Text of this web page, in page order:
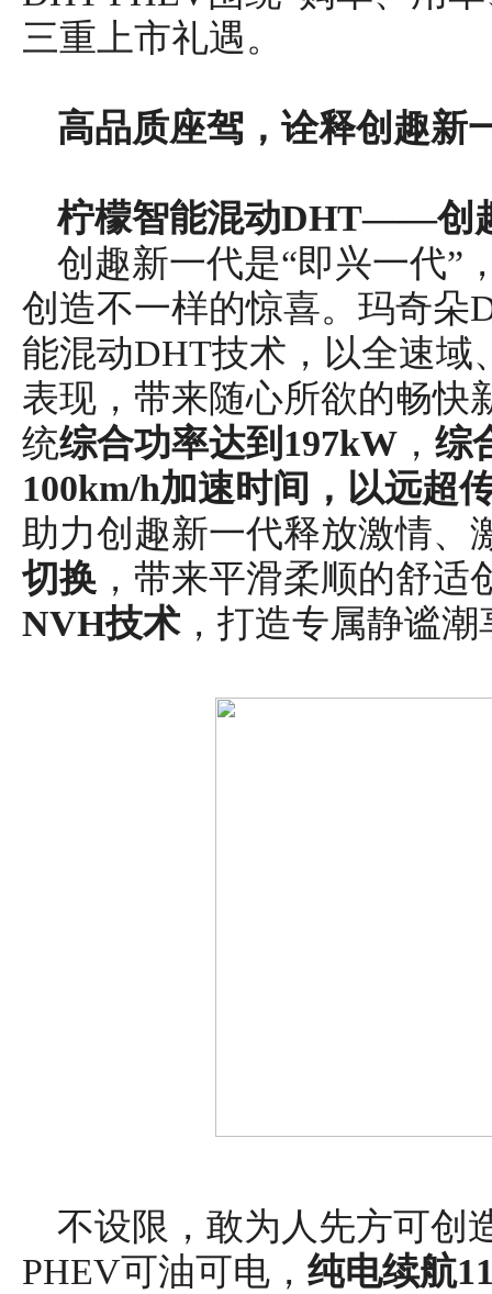
三重上市礼遇。
高品质座驾 ， 诠释创趣新
柠檬智能混动DHT——创
创趣新一代是“即兴一代”
创造不一样的惊喜。玛奇朵
能混动DHT技术，以全速域
表现，带来随心所欲的畅快
统综合功率达到 197kW ， 综
100km/h加速时间，以远超
助力创趣新一代释放激情、
切换 ，带来平滑柔顺的舒适
NVH技术，打造专属静谧潮
不设限，敢为人先方可创
PHEV可油可电， 纯电续航